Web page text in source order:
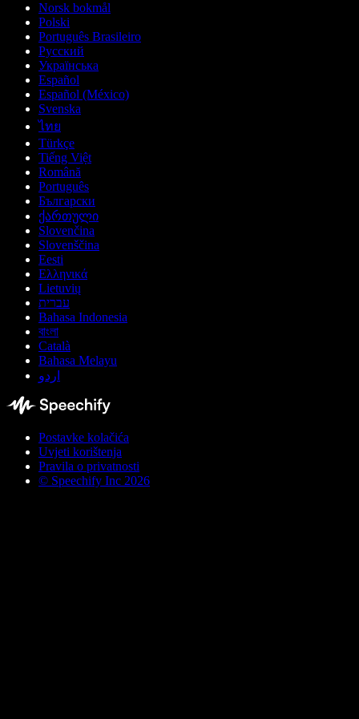
Norsk bokmål
Polski
Português Brasileiro
Русский
Українська
Español
Español (México)
Svenska
ไทย
Türkçe
Tiếng Việt
Română
Português
Български
ქართული
Slovenčina
Slovenščina
Eesti
Ελληνικά
Lietuvių
עברית
Bahasa Indonesia
বাংলা
Català
Bahasa Melayu
اردو
Postavke kolačića
Uvjeti korištenja
Pravila o privatnosti
© Speechify Inc 2026